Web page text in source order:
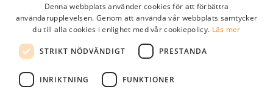
Lösenord
kom ihåg mig
logga in
Denna webbplats använder cookies för att förbättra
användarupplevelsen. Genom att använda vår webbplats samtycker
du till alla cookies i enlighet med vår cookiepolicy. Läs mer
STRIKT NÖDVÄNDIGT PRESTANDA
INRIKTNING FUNKTIONER